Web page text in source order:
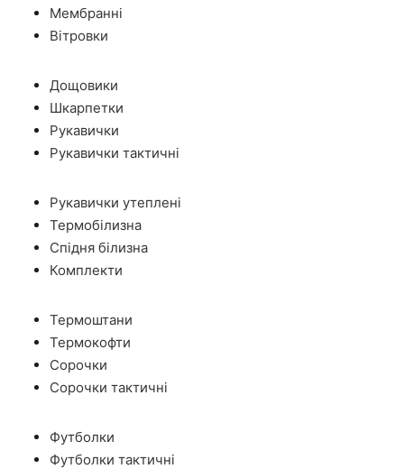
Мембранні
Вітровки
Дощовики
Шкарпетки
Рукавички
Рукавички тактичні
Рукавички утеплені
Термобілизна
Спідня білизна
Комплекти
Термоштани
Термокофти
Сорочки
Сорочки тактичні
Футболки
Футболки тактичні